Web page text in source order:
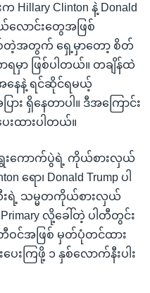
Clinton နဲ့ Donald
လောင်းတွေအဖြစ်
စ်တဲ့အတွက် ရှေ့မှာတော့ စိတ်
ရမှာ ဖြစ်ပါတယ်။ တချိန်ထဲ
နေနဲ့ ရင်ဆိုင်ရမယ့်
ရှိနေတာပါ။ ဒီအကြောင်း
းထားပါတယ်။
ေးကောက်ပွဲရဲ့ ကိုယ်စားလှယ်
ရော၊ Donald Trump ပါ
းရဲ့ သမ္မတကိုယ်စားလှယ်
လို့ခေါ်တဲ့ ပါတီတွင်း
ဝင်အဖြစ် မှတ်ပုံတင်ထား
ကြဖို့ ၁ နှစ်လောက်နီးပါး